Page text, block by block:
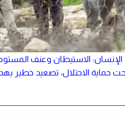
الإنسان: الاستيطان وعنف
حماية الاحتلال، تصعيد خطير